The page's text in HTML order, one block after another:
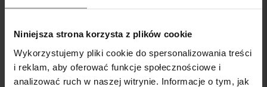
Niniejsza strona korzysta z plików cookie
Wykorzystujemy pliki cookie do spersonalizowania treści
i reklam, aby oferować funkcje społecznościowe i
analizować ruch w naszej witrynie. Informacje o tym, jak
Volvo C30
Volvo C40
Volvo C70
Volvo S40
Volvo V40
Volvo V50
Volvo V60
Volvo XC60
Volvo XC70
Volvo XC90